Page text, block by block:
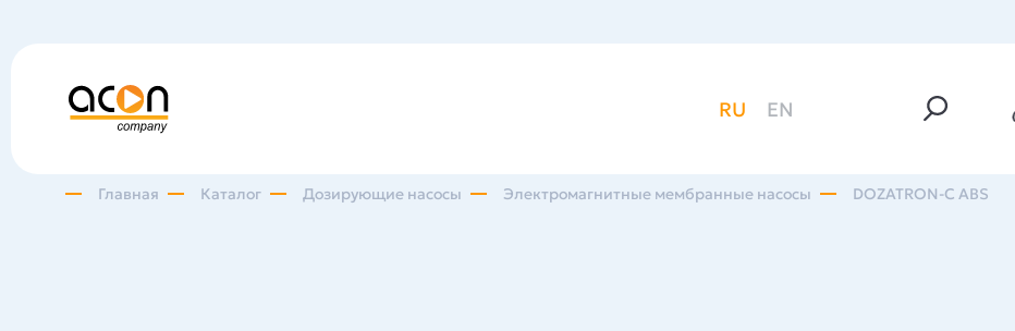
RU EN
Главная Каталог Дозирующие насосы Электромагнитные мембранные насосы DOZATRON-C ABS